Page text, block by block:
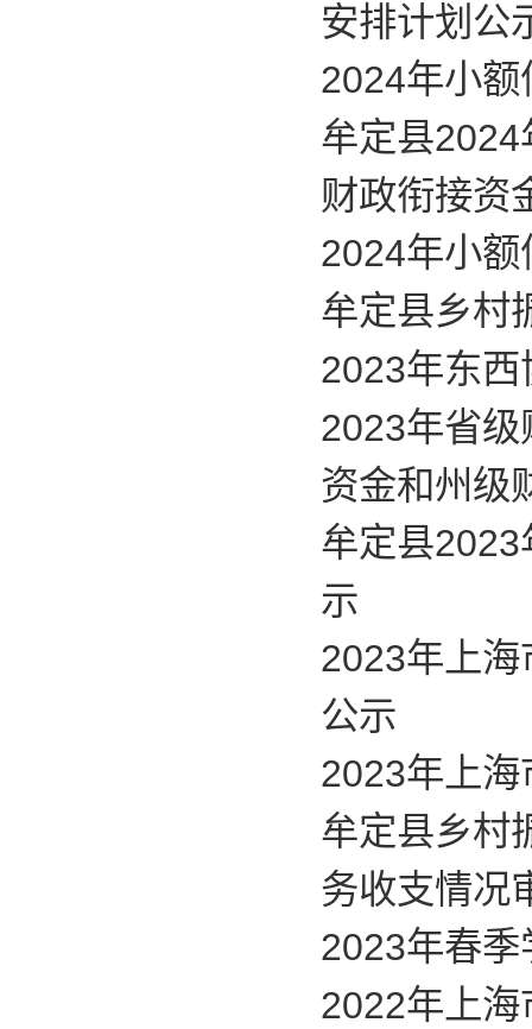
安排计划公
2024年小
牟定县
财政衔接资
2024年小
牟定县乡村
2023年东
2023年省
资金和州级
牟定县
示
2023年上
公示
2023年上
牟定县乡村
务收支情况
2023年春
2022年上